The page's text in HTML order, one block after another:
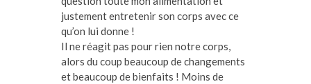
justement entretenir son corps avec ce
qu’on lui donne !
Il ne réagit pas pour rien notre corps,
alors du coup beaucoup de changements
et beaucoup de bienfaits ! Moins de